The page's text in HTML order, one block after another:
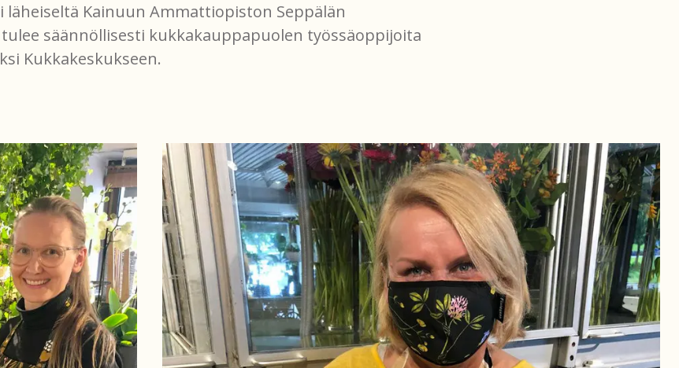
läheiseltä Kainuun Ammattiopiston Seppälän
säännöllisesti kukkakauppapuolen työssäoppijoita
Kukkakeskukseen.